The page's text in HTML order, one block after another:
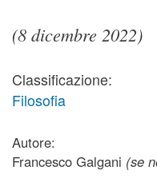
(8 dicembre 2022)
Classificazione:
Filosofia
Autore:
Francesco Galgani (se